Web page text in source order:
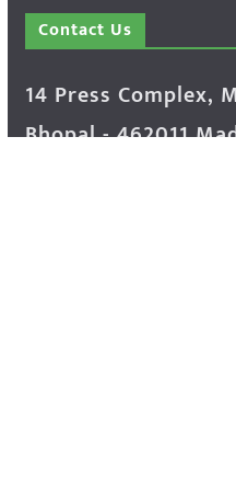
Contact Us
14 Press Complex,
Bhopal - 462011